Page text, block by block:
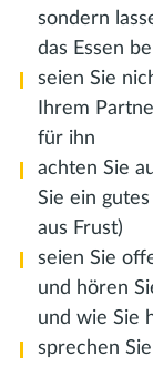
sondern
das Essen
seien Sie
Ihrem
für ihn
achten Sie
Sie ein
aus Frust)
seien Sie
und hören
und wie Sie
sprechen